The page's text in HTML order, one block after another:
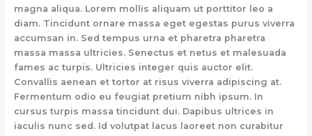
magna aliqua. Lorem mollis aliquam ut porttitor leo a
diam. Tincidunt ornare massa eget egestas purus viverra
accumsan in. Sed tempus urna et pharetra pharetra
massa massa ultricies. Senectus et netus et malesuada
fames ac turpis. Ultricies integer quis auctor elit.
Convallis aenean et tortor at risus viverra adipiscing at.
Fermentum odio eu feugiat pretium nibh ipsum. In
cursus turpis massa tincidunt dui. Dapibus ultrices in
iaculis nunc sed. Id volutpat lacus laoreet non curabitur